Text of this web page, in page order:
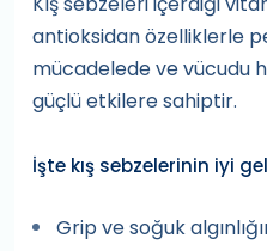
antioksidan özelliklerle
mücadelede ve vücudu
güçlü etkilere sahiptir.
İşte kış sebzelerinin iyi
Grip ve soğuk